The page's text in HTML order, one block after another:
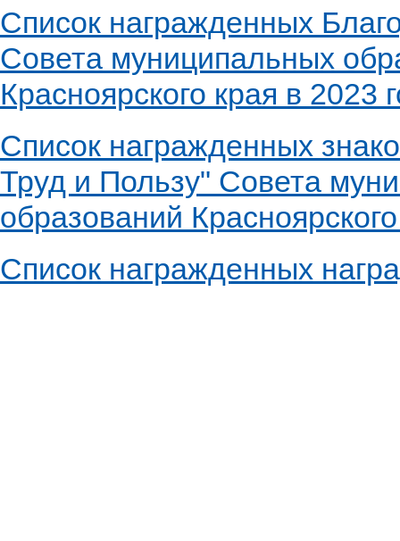
Список награжденных
Совета муниципальных
Красноярского края в 2023
Список награжденных
Труд и Пользу" Совета
образований
Список награжденных